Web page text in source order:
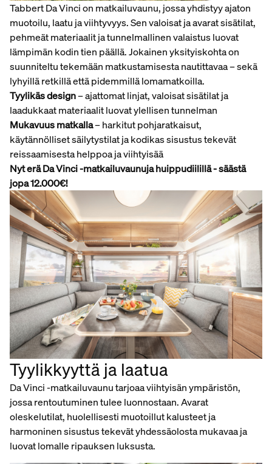
Tabbert Da Vinci on matkailuvaunu, jossa yhdistyy ajaton
muotoilu, laatu ja viihtyvyys. Sen valoisat ja avarat sisätilat,
pehmeät materiaalit ja tunnelmallinen valaistus luovat
lämpimän kodin tien päällä. Jokainen yksityiskohta on
suunniteltu tekemään matkustamisesta nautittavaa – sekä
lyhyillä retkillä että pidemmillä lomamatkoilla.
Tyylikäs design– ajattomat linjat, valoisat sisätilat ja
laadukkaat materiaalit luovat ylellisen tunnelman
Mukavuus matkalla– harkitut pohjaratkaisut,
käytännölliset säilytystilat ja kodikas sisustus tekevät
reissaamisesta helppoa ja viihtyisää
Nyt erä Da Vinci -matkailuvaunuja huippudiilillä - säästä
jopa 12.000€!
Tyylikkyyttä ja laatua
Da Vinci -matkailuvaunu tarjoaa viihtyisän ympäristön,
jossa rentoutuminen tulee luonnostaan. Avarat
oleskelutilat, huolellisesti muotoillut kalusteet ja
harmoninen sisustus tekevät yhdessäolosta mukavaa ja
luovat lomalle ripauksen luksusta.